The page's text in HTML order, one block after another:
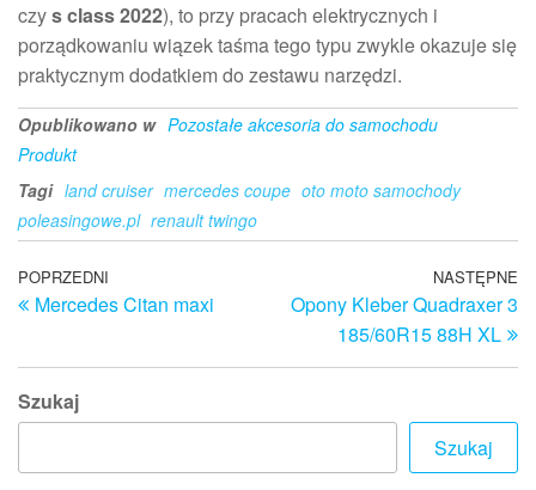
czys class 2022), to przy pracach elektrycznych i
porządkowaniu wiązek taśma tego typu zwykle okazuje się
praktycznym dodatkiem do zestawu narzędzi.
Opublikowano w Pozostałe akcesoria do samochodu
Produkt
Tagi land cruiser mercedes coupe oto moto samochody
poleasingowe.pl renault twingo
Nawigacja
wpisu
Poprzedni
wpis
POPRZEDNI
Mercedes Citan maxi
NASTĘPNE
Opony Kleber Quadraxer 3
185/60R15 88H XL
Szukaj
Szukaj